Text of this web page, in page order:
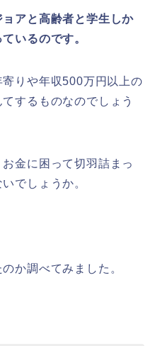
アと高齢者と学生しか
いるのです。
りや年収500万円以上の
するものなのでしょう
金に困って切羽詰まっ
でしょうか。
か調べてみました。